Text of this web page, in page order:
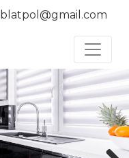
blatpol@gmail.com